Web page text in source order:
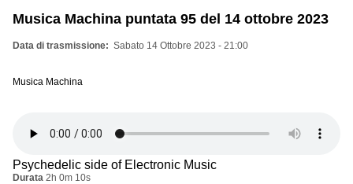
Musica Machina puntata 95 del 14 ottobre 2023
Data di trasmissione Sabato 14 Ottobre 2023 - 21:00
Musica Machina
Psychedelic side of Electronic Music
Durata 2h 0m 10s